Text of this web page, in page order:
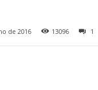
de 2016 13096 1